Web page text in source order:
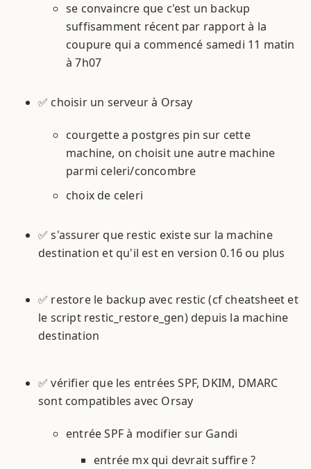
se convaincre que c'est un backup
suffisamment récent par rapport à la
coupure qui a commencé samedi 11 matin
à 7h07
✅ choisir un serveur à Orsay
courgette a postgres pin sur cette
machine, on choisit une autre machine
parmi celeri/concombre
choix de celeri
✅ s'assurer que restic existe sur la machine
destination et qu'il est en version 0.16 ou plus
✅ restore le backup avec restic (cf cheatsheet et
le script restic_restore_gen) depuis la machine
destination
✅ vérifier que les entrées SPF, DKIM, DMARC
sont compatibles avec Orsay
entrée SPF à modifier sur Gandi
entrée mx qui devrait suffire ?